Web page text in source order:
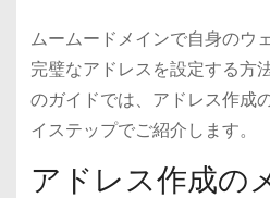
ムームードメインで自身のウ
完璧なアドレスを設定する方
のガイドでは、アドレス作成
イステップでご紹介します。
アドレス作成の